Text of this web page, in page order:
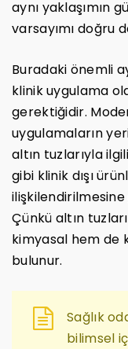
aynı yaklaşımın
varsayımı doğru
Buradaki önemli
klinik uygulama
gerektiğidir.
uygulamaların
altın tuzlarıyla
gibi klinik dışı
Çünkü altın
kimyasal hem de
bulunur.
Sağlık
bilimsel